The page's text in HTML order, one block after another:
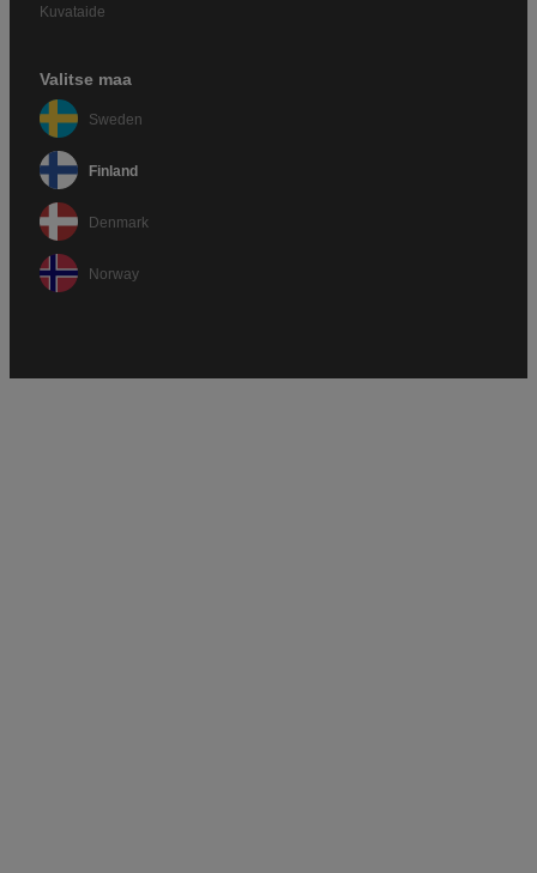
Kuvataide
Valitse maa
Sweden
Finland
Denmark
Norway